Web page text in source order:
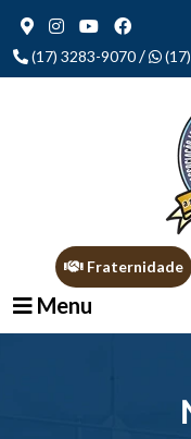
(17) 3283-9070 /
Fraternidade
Menu